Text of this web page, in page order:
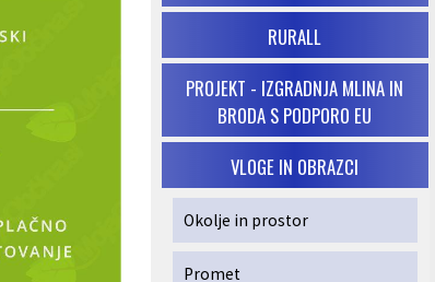
RURALL
PROJEKT - IZGRADNJA MLINA IN
BRODA S PODPORO EU
VLOGE IN OBRAZCI
Okolje in prostor
Promet